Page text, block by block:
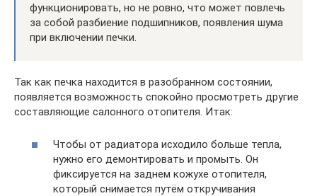
функционировать, но не ровно, что может повлечь
за собой разбиение подшипников, появления шума
при включении печки.
Так как печка находится в разобранном состоянии,
появляется возможность спокойно просмотреть другие
составляющие салонного отопителя. Итак:
Чтобы от радиатора исходило больше тепла,
нужно его демонтировать и промыть. Он
фиксируется на заднем кожухе отопителя,
который снимается путём откручивания